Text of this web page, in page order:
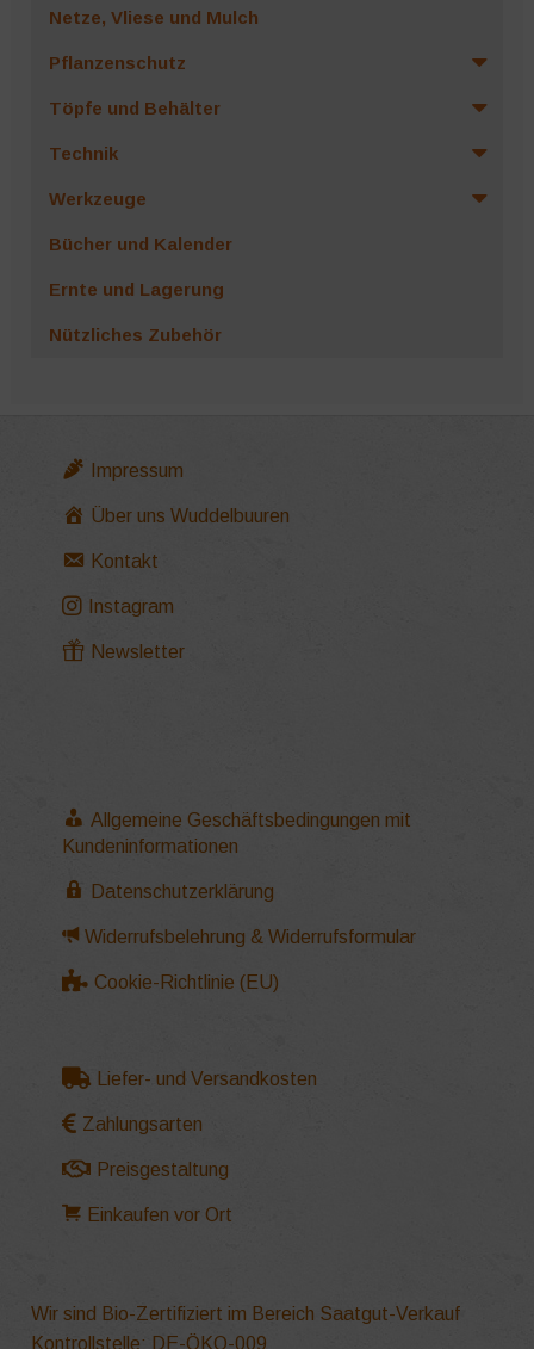
Netze, Vliese und Mulch
Pflanzenschutz
Töpfe und Behälter
Technik
Werkzeuge
Bücher und Kalender
Ernte und Lagerung
Nützliches Zubehör
Impressum
Über uns Wuddelbuuren
Kontakt
Instagram
Newsletter
Allgemeine Geschäftsbedingungen mit
Kundeninformationen
Datenschutzerklärung
Widerrufsbelehrung & Widerrufsformular
Cookie-Richtlinie (EU)
Liefer- und Versandkosten
Zahlungsarten
Preisgestaltung
Einkaufen vor Ort
Wir sind Bio-Zertifiziert im Bereich Saatgut-Verkauf
Kontrollstelle: DE-ÖKO-009